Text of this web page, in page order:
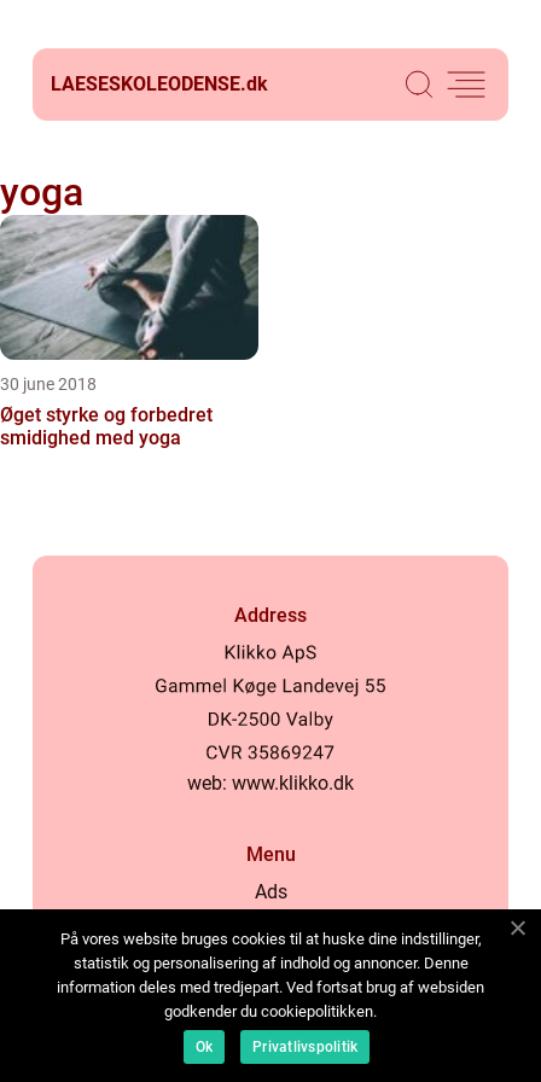
LAESESKOLEODENSE.dk
yoga
30 june 2018
Øget styrke og forbedret
smidighed med yoga
Address
web: www.klikko.dk
Menu
Ads
Cookies
Contact
Sitemap
På vores website bruges cookies til at huske dine indstillinger,
statistik og personalisering af indhold og annoncer. Denne
information deles med tredjepart. Ved fortsat brug af websiden
godkender du cookiepolitikken.
Ok Privatlivspolitik